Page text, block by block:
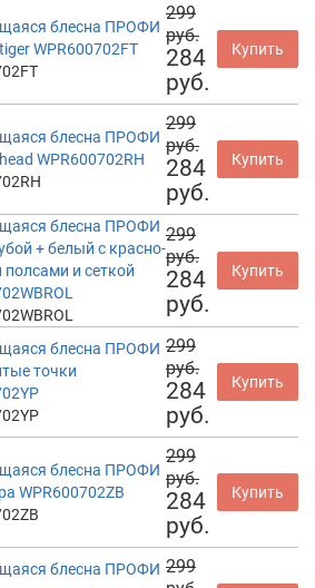
блесна ПРОФИ
WPR600702FT
299
руб.
284
руб.
Купить
блесна ПРОФИ
WPR600702RH
299
руб.
284
руб.
Купить
блесна ПРОФИ
+ белый с красно-
и сеткой
299
руб.
284
руб.
Купить
блесна ПРОФИ
точки
299
руб.
284
руб.
Купить
блесна ПРОФИ
WPR600702ZB
299
руб.
284
руб.
Купить
блесна ПРОФИ 299